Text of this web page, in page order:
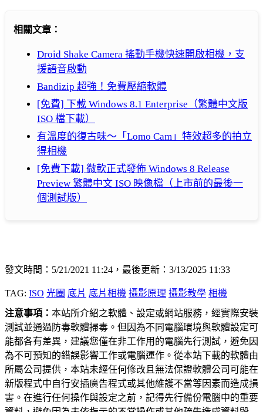
相關文章：
Droid Shake Camera 搖動手機快速開啟相機，支
援語音啟動
Bandizip 超強！免費壓縮軟體
[免費] 下載 Windows 8.1 Enterprise（繁體中文版
ISO 檔下載）
有溫度的復古味～「Lomo Cam」特效超多的拍立
得相機
[免費下載] 微軟正式發佈 Windows 8 Release
Preview 繁體中文 ISO 映像檔（上市前的最後一
個測試版）
發文時間：5/21/2021 11:24，最後更新：3/13/2025 11:33
TAG: ISO 光圈 底片 底片相機 攝影原理 攝影教學 相機
注意事項： 本站所介紹之軟體、設定或網站服務，經實際安裝
測試並通過防毒軟體掃毒。但因為不同電腦環境與軟體設定可
能都各有差異，建議您僅在非工作用的電腦先行測試，避免因
為不可預知的錯誤影響工作或電腦運作。從本站下載的軟體由
所屬公司提供，本站未經任何修改且無法保證軟體公司可能在
新版程式中自行安插廣告程式或其他維護不當等因素而造成損
害。在進行任何操作與設定之前，記得先行備份電腦中的重要